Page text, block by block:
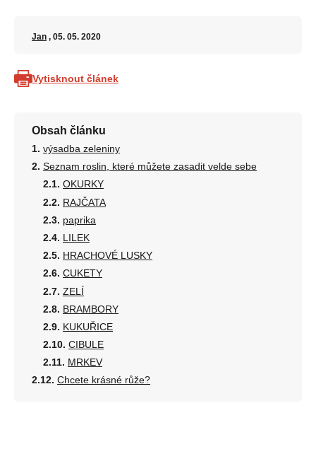
Jan , 05. 05. 2020
Vytisknout článek
Obsah článku
výsadba zeleniny
Seznam roslin, které můžete zasadit velde sebe
OKURKY
RAJČATA
paprika
LILEK
HRACHOVÉ LUSKY
CUKETY
ZELÍ
BRAMBORY
KUKUŘICE
CIBULE
MRKEV
Chcete krásné růže?